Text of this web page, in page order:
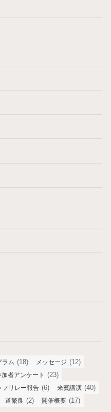
ラム (18) メッセージ (12)
加者アンケート (23)
フリレー報告 (6) 来賓講演 (40)
道繁良 (2) 開催概要 (17)